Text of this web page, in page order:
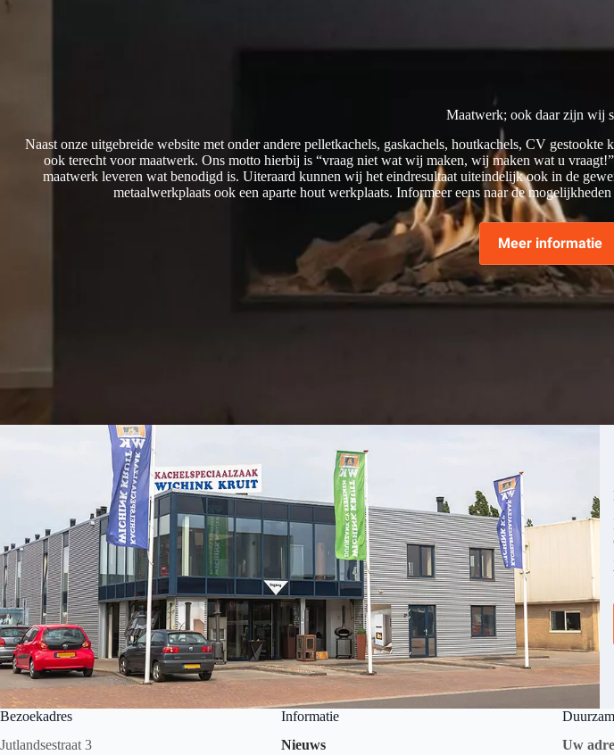
Maatwerk; ook daar zijn wij
Naast onze uitgebreide website met onder andere pelletkachels, gaskachels, houtkachels, CV
ook terecht voor maatwerk. Ons motto hierbij is “vraag niet wat wij maken, wij maken wat u
maatwerk leveren wat benodigd is. Uiteraard kunnen wij het eindresultaat uiteindelijk ook in de
metaalwerkplaats ook een aparte hout werkplaats. Informeer eens naar de
Meer informatie
Bezoekadres
Jutlandsestraat 3
Informatie
Nieuws
Uw